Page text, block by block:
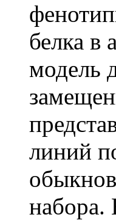
белка в
модель
линий
набора.